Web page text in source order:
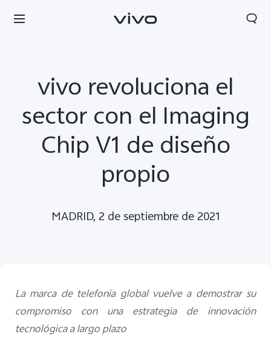
vivo revoluciona el
sector con el Imaging
Chip V1 de diseño
propio
MADRID, 2 de septiembre de 2021
La marca de telefonía global vuelve a demostrar su
compromiso con una estrategia de innovación
tecnológica a largo plazo